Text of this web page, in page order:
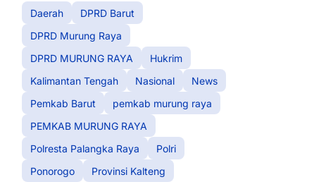
Daerah
DPRD Barut
DPRD Murung Raya
DPRD MURUNG RAYA
Hukrim
Kalimantan Tengah
Nasional
News
Pemkab Barut
pemkab murung raya
PEMKAB MURUNG RAYA
Polresta Palangka Raya
Polri
Ponorogo
Provinsi Kalteng